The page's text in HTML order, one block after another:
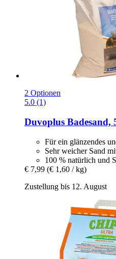
2 Optionen
5.0 (1)
Duvoplus Badesand,
Für ein glänzendes
Sehr weicher Sand
100 % natürlich und
€ 7,99 (€ 1,60 / kg)
Zustellung bis 12. August